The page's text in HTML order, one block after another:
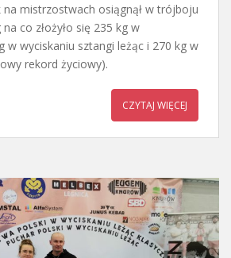
na mistrzostwach osiągnął w trójboju
co złożyło się 235 kg w
w wyciskaniu sztangi leżąc i 270 kg w
rekord życiowy).
CZYTAJ WIĘCEJ